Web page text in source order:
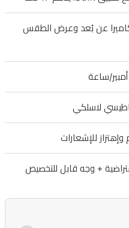
عن بُعد وعرض الطقس
لاسلكي